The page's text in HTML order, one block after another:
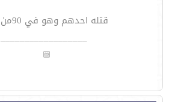
قتله احدهم وهو في 90من عمره
__________________